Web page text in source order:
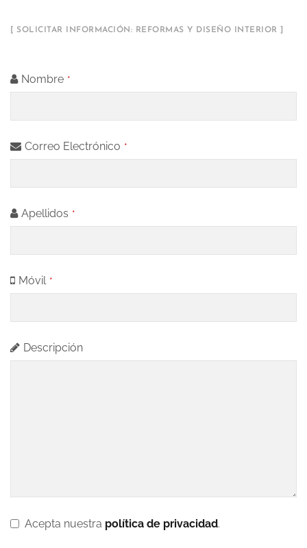
[ SOLICITAR INFORMACIÓN: REFORMAS Y DISEÑO INTERIOR ]
Nombre *
Correo Electrónico *
Apellidos *
Móvil *
C Descripción
Acepta nuestra política de privacidad.